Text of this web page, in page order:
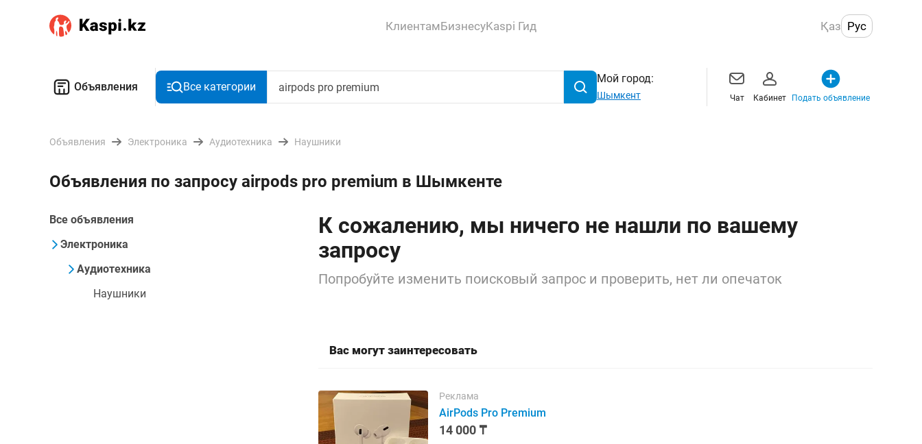
КлиентамБизнесуKaspi Гид Қаз Рус
Объявления Все категории
Мой город:
Шымкент Чат Кабинет Подать объявление
Объявления Электроника Аудиотехника Наушники
Объявления по запросу airpods pro premium в Шымкенте
Все объявления
Электроника
Аудиотехника
Наушники
К сожалению, мы ничего не нашли по вашему
запросу
Попробуйте изменить поисковый запрос и проверить, нет ли опечаток
Вас могут заинтересовать
Реклама
AirPods Pro Premium
14 000 ₸